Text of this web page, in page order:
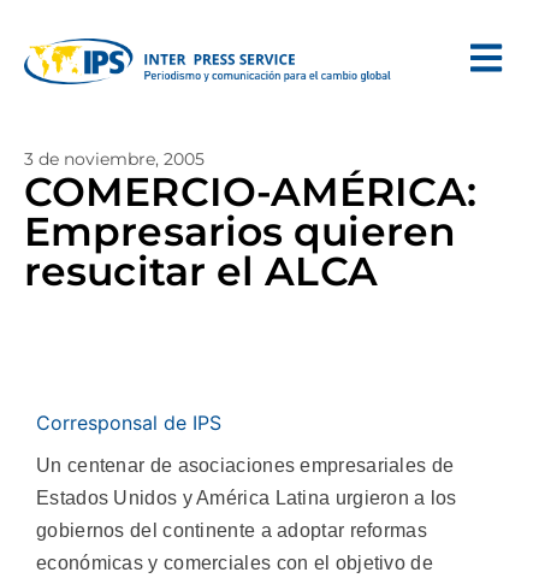
3 de noviembre, 2005
COMERCIO-AMÉRICA:
Empresarios quieren
resucitar el ALCA
Corresponsal de IPS
Un centenar de asociaciones empresariales de
Estados Unidos y América Latina urgieron a los
gobiernos del continente a adoptar reformas
económicas y comerciales con el objetivo de